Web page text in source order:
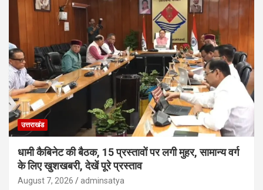
उत्तराखंड
धामी कैबिनेट की बैठक, 15 प्रस्तावों पर लगी मुहर, सामान्य वर्ग
के लिए खुशखबरी, देखें पूरे प्रस्ताव
August 7, 2026 adminsatya